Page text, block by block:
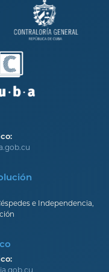
e Independencia,